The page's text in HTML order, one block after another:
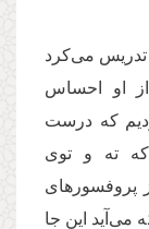
تدریس می‌کرد
او احساس
که درست
ته و توی
پروفسورهای
می‌آيد این جا